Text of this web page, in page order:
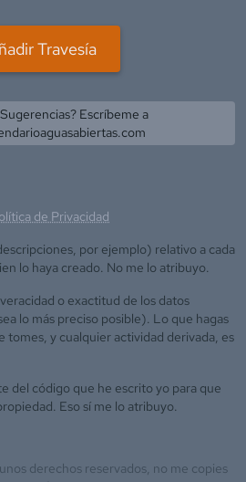
Travesía
Escríbeme a
de Privacidad
por ejemplo) relativo a cada
lo haya creado. No me lo atribuyo.
o exactitud de los datos
lo más preciso posible). Lo que hagas
tomes, y cualquier actividad derivada, es
del código que he escrito yo para que
Eso sí me lo atribuyo.
derechos reservados, no me copies